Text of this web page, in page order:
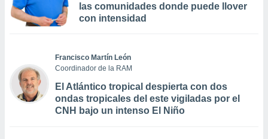
las comunidades donde puede llover
con intensidad
Francisco Martín León
Coordinador de la RAM
El Atlántico tropical despierta con dos
ondas tropicales del este vigiladas por el
CNH bajo un intenso El Niño